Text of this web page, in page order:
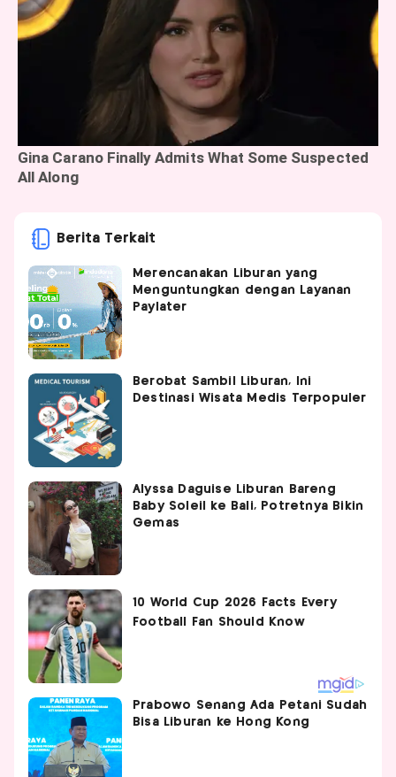
Berita Terkait
Merencanakan Liburan yang
Menguntungkan dengan Layanan
Paylater
Berobat Sambil Liburan, Ini
Destinasi Wisata Medis Terpopuler
Alyssa Daguise Liburan Bareng
Baby Soleil ke Bali, Potretnya Bikin
Gemas
Prabowo Senang Ada Petani Sudah
Bisa Liburan ke Hong Kong